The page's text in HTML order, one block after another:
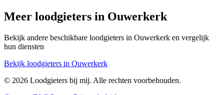
Meer loodgieters in Ouwerkerk
Bekijk andere beschikbare loodgieters in Ouwerkerk en vergelijk
hun diensten
Bekijk loodgieters in Ouwerkerk
© 2026 Loodgieters bij mij. Alle rechten voorbehouden.